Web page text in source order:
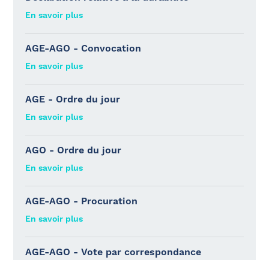
En savoir plus
AGE-AGO - Convocation
En savoir plus
AGE - Ordre du jour
En savoir plus
AGO - Ordre du jour
En savoir plus
AGE-AGO - Procuration
En savoir plus
AGE-AGO - Vote par correspondance